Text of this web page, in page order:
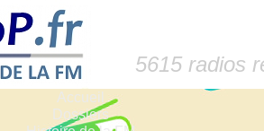
5615 radios
Accueil
Dossiers